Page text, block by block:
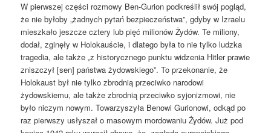
W pierwszej części rozmowy Ben-Gurion podkreślił swój pogląd,
że nie byłoby „żadnych pytań bezpieczeństwa”, gdyby w Izraelu
mieszkało jeszcze cztery lub pięć milionów Żydów. Te miliony,
dodał, zginęły w Holokauście, i dlatego była to nie tylko ludzka
tragedia, ale także „z historycznego punktu widzenia Hitler prawie
zniszczył [sen] państwa żydowskiego”. To przekonanie, że
Holokaust był nie tylko zbrodnią przeciwko narodowi
żydowskiemu, ale także zbrodnią przeciwko syjonizmowi, nie
było niczym nowym. Towarzyszyła Benowi Gurionowi, odkąd po
raz pierwszy usłyszał o masowym mordowaniu Żydów. Już pod